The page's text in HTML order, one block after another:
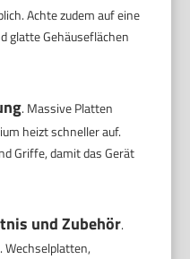
Achte zudem auf eine
glatte Gehäuseflächen
. Massive Platten
heizt schneller auf.
Griffe, damit das Gerät
und Zubehör.
Wechselplatten,